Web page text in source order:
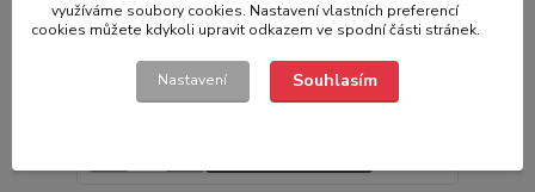
2 hodnocení
Plachta plochá 152 x 101 pro 1150SUB
1 090,00 Kč/ks
využíváme soubory cookies. Nastavení vlastních preferencí
cookies můžete kdykoli upravit odkazem ve spodní části stránek.
Nastavení Souhlasím